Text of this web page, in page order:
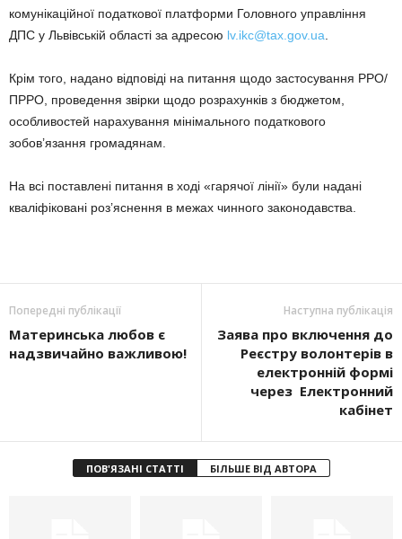
комунікаційної податкової платформи Головного управління
ДПС у Львівській області за адресою lv.ikc@tax.gov.ua
Крім того, надано відповіді на питання щодо застосування РРО/
ПРРО, проведення звірки щодо розрахунків з бюджетом,
особливостей нарахування мінімального податкового
зобов’язання громадянам.
На всі поставлені питання в ході «гарячої лінії» були надані
кваліфіковані роз’яснення в межах чинного законодавства.
Попередні публікації
Материнська любов є
надзвичайно важливою!
Наступна публікація
Заява про включення до
Реєстру волонтерів в
електронній формі
через Електронний
кабінет
ПОВ'ЯЗАНІ СТАТТІ БІЛЬШЕ ВІД АВТОРА